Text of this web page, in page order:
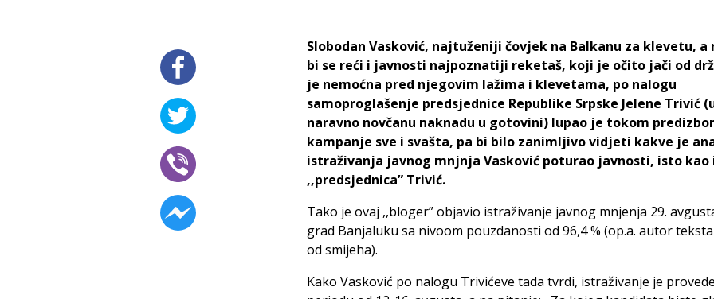
Slobodan Vasković, najtuženiji čovjek na Balkanu za klevetu, a
bi se reći i javnosti najpoznatiji reketaš, koji je očito jači od
je nemoćna pred njegovim lažima i klevetama, po nalogu
samoproglašenje predsjednice Republike Srpske Jelene Trivić
naravno novčanu naknadu u gotovini) lupao je tokom
kampanje sve i svašta, pa bi bilo zanimljivo vidjeti kakve je
istraživanja javnog mnjnja Vasković poturao javnosti, isto kao
,,predsjednica” Trivić.
Tako je ovaj ,,bloger” objavio istraživanje javnog mnjenja 29.
grad Banjaluku sa nivoom pouzdanosti od 96,4 % (op.a. autor
od smijeha).
Kako Vasković po nalogu Trivićeve tada tvrdi, istraživanje je